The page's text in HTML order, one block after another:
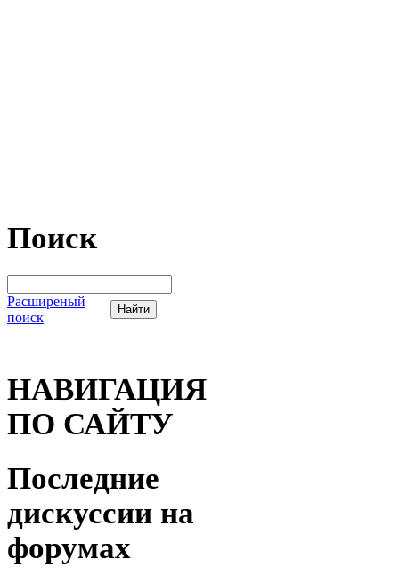
Поиск
Расширеный
поиск
НАВИГАЦИЯ
ПО САЙТУ
Последние
дискуссии на
форумах